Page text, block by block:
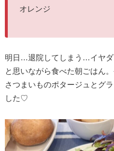
オレンジ
明日…退院してしまう…イヤダ
と思いながら食べた朝ごはん。
さつまいものポタージュとグ
した♡